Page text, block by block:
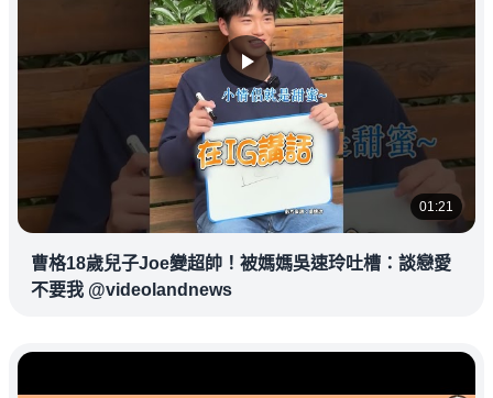
01:21
曹格18歲兒子Joe變超帥！被媽媽吳速玲吐槽：談戀愛
不要我 @videolandnews